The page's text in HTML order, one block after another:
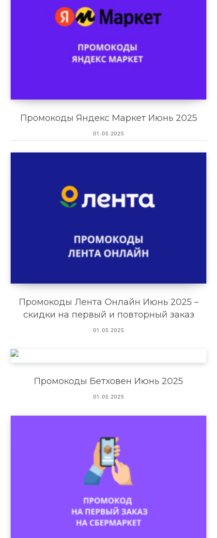
Промокоды Яндекс Маркет Июнь 2025
01.05.2025
Промокоды Лента Онлайн Июнь 2025 –
скидки на первый и повторный заказ
01.05.2025
Промокоды Бетховен Июнь 2025
01.05.2025